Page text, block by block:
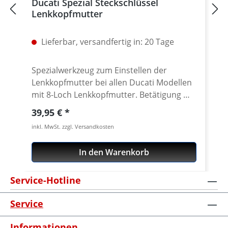
Ducati Spezial Steckschlüssel
Lenkkopfmutter
Lieferbar, versandfertig in: 20 Tage
Spezialwerkzeug zum Einstellen der
Lenkkopfmutter bei allen Ducati Modellen
mit 8-Loch Lenkkopfmutter. Betätigung mit
handelsüblichem 1/2 Zoll Innenvierkant.
CNC gefräst aus extrem zähen und
hochfesten 7075 T6
Konstruktionsaluminium. Passend für alle
geschlitzten Lenkkopfmuttern der Ducati
Sport/GT1000, Monster from 2002,
Monster 696/ 1100, Multistrada,
Streetfighter, Scrambler 800, Diavel,
Hypermotard u.v.m. Nicht passend für
Regulärer Preis:
39,95 €
inkl. MwSt. zzgl. Versandkosten
In den Warenkorb
Service-Hotline
Service